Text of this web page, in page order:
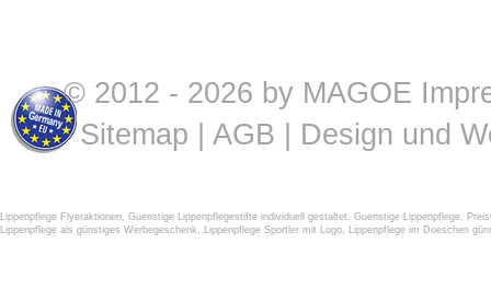
© 2012 - 2026 by MAGOE
Sitemap
AGB | Design und
Lippenpflege Flyeraktionen, Guenstige Lippenpflegestifte individuell gestaltet , Guenstige Lippenpflege,
Lippenpflege als günstiges Werbegeschenk , Lippenpflege Sportler mit Logo, Lippenpflege im Doeschen